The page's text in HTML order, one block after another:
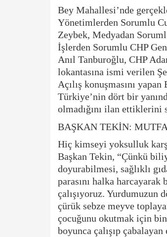
Bey Mahallesi’nde
Yönetimlerden Sorumlu
Zeybek, Medyadan
İşlerden Sorumlu CHP
Anıl Tanburoğlu, CHP
lokantasına ismi verilen
Açılış konuşmasını
Türkiye’nin dört bir
olmadığını ilan ettiklerini
BAŞKAN TEKİN:
Hiç kimseyi yoksulluk
Başkan Tekin, “Çünkü
doyurabilmesi, sağlıklı
parasını halka harcayarak
çalışıyoruz. Yurdumuzun
çürük sebze meyve
çocuğunu okutmak için
boyunca çalışıp